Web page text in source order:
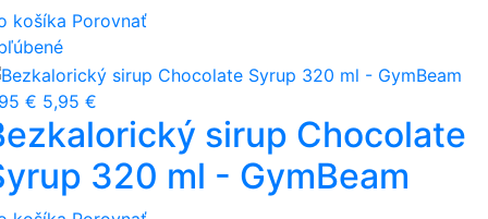
košíka Porovnať
€ 5,95 €
sirup Chocolate
320 ml - GymBeam